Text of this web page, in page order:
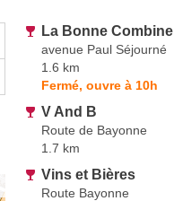
La Bonne Combine
avenue Paul Séjourné
1.6 km
Fermé, ouvre à 10h
V And B
Route de Bayonne
1.7 km
Vins et Bières
Route Bayonne